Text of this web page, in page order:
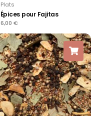
Plats
Épices pour Fajitas
6,00 €